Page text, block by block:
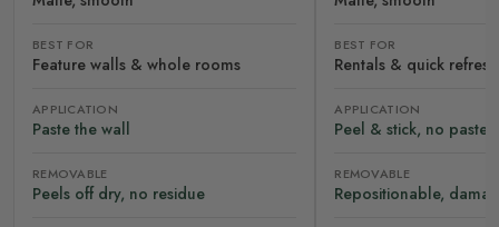
BEST FOR
Feature walls & whole rooms
APPLICATION
Paste the wall
REMOVABLE
Peels off dry, no residue
BEST FOR
Rentals & quick
APPLICATION
Peel & stick, no paste
REMOVABLE
Repositionable,